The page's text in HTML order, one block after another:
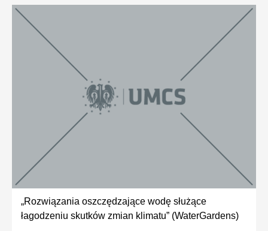
„Rozwiązania oszczędzające wodę służące
łagodzeniu skutków zmian klimatu” (WaterGardens)